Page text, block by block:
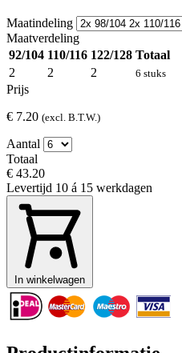
Maatindeling
Maatverdeling
92/104 110/116 122/128 Totaal
2
2 2 6 stuks
Prijs
€ 7.20 (excl. B.T.W.)
Aantal
Totaal
€ 43.20
Levertijd 10 á 15 werkdagen
In winkelwagen